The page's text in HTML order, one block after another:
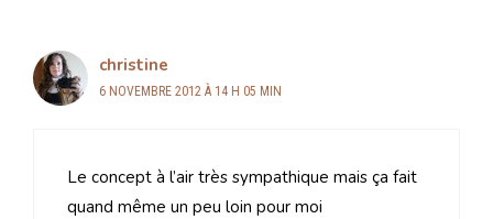
christine
6 NOVEMBRE 2012 À 14 H 05 MIN
Le concept à l’air très sympathique mais ça fait
quand même un peu loin pour moi